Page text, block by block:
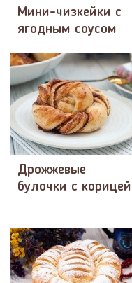
Мини-чизкейки с
ягодным соусом
Дрожжевые
булочки с корицей